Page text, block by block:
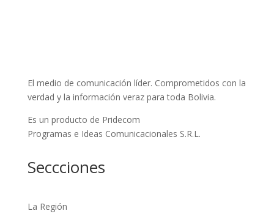
El medio de comunicación líder. Comprometidos con la
verdad y la información veraz para toda Bolivia.
Es un producto de Pridecom
Programas e Ideas Comunicacionales S.R.L.
Seccciones
La Región